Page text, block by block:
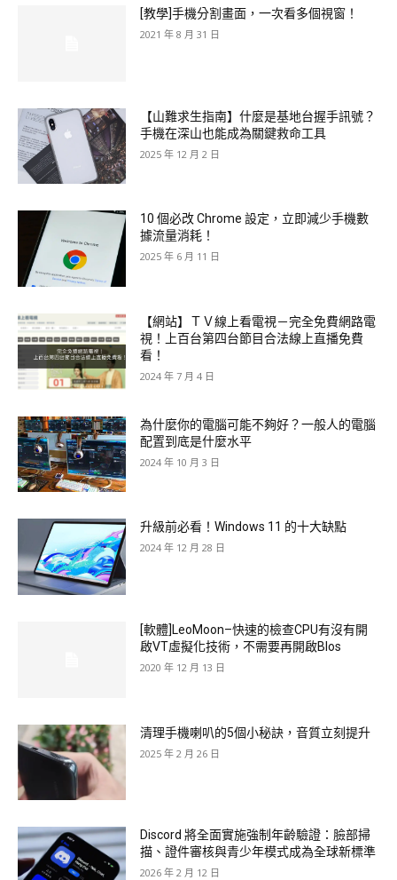
[教學]手機分割畫面，一次看多個視窗！
2021 年 8 月 31 日
【山難求生指南】什麼是基地台握手訊號？
手機在深山也能成為關鍵救命工具
2025 年 12 月 2 日
10 個必改 Chrome 設定，立即減少手機數
據流量消耗！
2025 年 6 月 11 日
【網站】ＴＶ線上看電視－完全免費網路電
視！上百台第四台節目合法線上直播免費
看！
2024 年 7 月 4 日
為什麼你的電腦可能不夠好？一般人的電腦
配置到底是什麼水平
2024 年 10 月 3 日
升級前必看！Windows 11 的十大缺點
2024 年 12 月 28 日
[軟體]LeoMoon–快速的檢查CPU有沒有開
啟VT虛擬化技術，不需要再開啟Blos
2020 年 12 月 13 日
清理手機喇叭的5個小秘訣，音質立刻提升
2025 年 2 月 26 日
Discord 將全面實施強制年齡驗證：臉部掃
描、證件審核與青少年模式成為全球新標準
2026 年 2 月 12 日